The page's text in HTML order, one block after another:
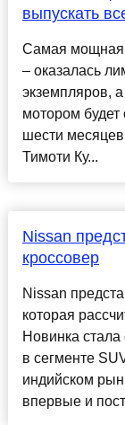
выпускать
Самая мощная
– оказалась
экземпляров,
мотором будет
шести
Тимоти Ку...
Nissan
кроссовер
Nissan
которая
Новинка
в сегменте
индийском
впервые и